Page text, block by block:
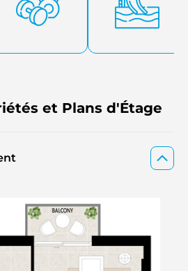
tous types de soins de santé et
disponibles à proximité.
et Plans d'Étage